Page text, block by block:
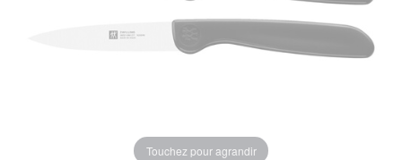
Touchez pour agrandir